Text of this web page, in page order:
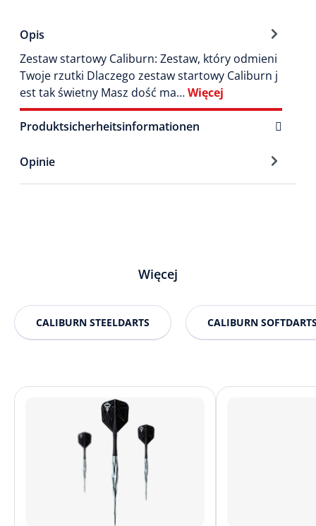
Opis
Zestaw startowy Caliburn: Zestaw, który odmieni
Twoje rzutki Dlaczego zestaw startowy Caliburn j
est tak świetny Masz dość ma…Więcej
Produktsicherheitsinformationen
Opinie
Więcej
CALIBURN STEELDARTS CALIBURN